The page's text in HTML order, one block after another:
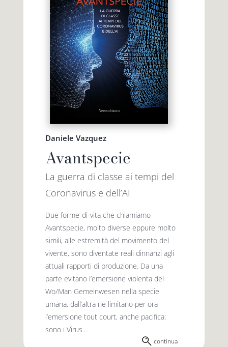
Daniele Vazquez
Avantspecie
La guerra di classe ai tempi del
Coronavirus e dell’AI
Due forme-di-vita che chiamiamo
Avantspecie, molto diverse eppure molto
simili, alle estremità del movimento del
vivente, sono diventate reali dinnanzi agli
attuali rapporti di produzione. Da una
parte evitano l’emersione violenta del
Wo/Man Gemeinwesen nella specie
umana, dall’altra ne limitano per ora
l’emersione tout court, anche pacifica:
sono i Virus...
continua